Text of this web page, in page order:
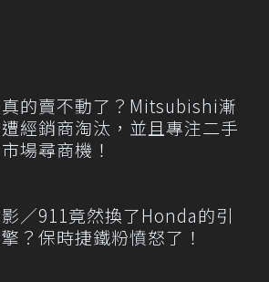
真的賣不動了？Mitsubishi漸
遭經銷商淘汰，並且專注二手
市場尋商機！
影／911竟然換了Honda的引
擎？保時捷鐵粉憤怒了！